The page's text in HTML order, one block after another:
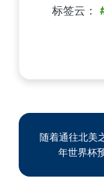
标签云：
随着通往北美
年世界杯